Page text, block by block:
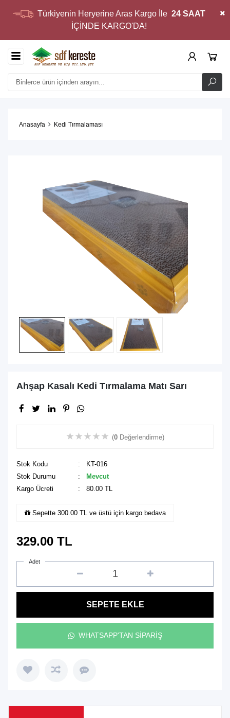
Türkiyenin Heryerine Aras Kargo İle24 SAAT
İÇİNDE KARGO'DA!
Anasayfa Kedi Tırmalaması
Ahşap Kasalı Kedi Tırmalama Matı Sarı
★★★★★ (0 Değerlendirme)
Stok Kodu
: KT-016
Stok Durumu
: Mevcut
Kargo Ücreti
: 80.00 TL
Sepette 300.00 TL ve üstü için kargo bedava
329.00TL
Adet
SEPETE EKLE
WHATSAPP'TAN SİPARİŞ